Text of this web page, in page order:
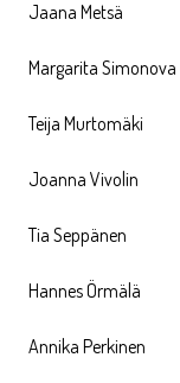
Jaana Metsä
Margarita Simonova
Teija Murtomäki
Joanna Vivolin
Tia Seppänen
Hannes Örmälä
Annika Perkinen